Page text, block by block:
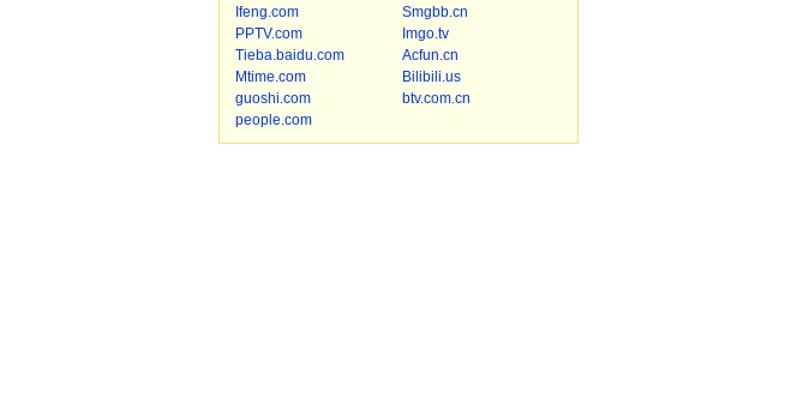
Ifeng.com
Smgbb.cn
PPTV.com
Imgo.tv
Tieba.baidu.com
Acfun.cn
Mtime.com
Bilibili.us
guoshi.com
btv.com.cn
people.com